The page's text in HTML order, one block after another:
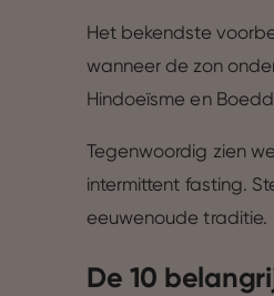
Het bekendste
wanneer de zon
Hindoeïsme en
Tegenwoordig zien
intermittent fasting.
eeuwenoude traditie.
De 10